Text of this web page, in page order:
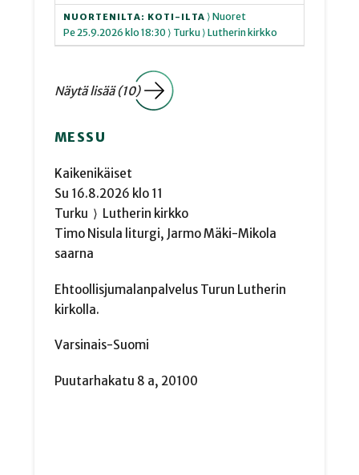
NUORTENILTA: KOTI-ILTA ⟩ Nuoret
Pe25.9.2026 klo 18:30 ⟩ Turku⟩ Lutherin kirkko
Näytä lisää (10)
MESSU
Kaikenikäiset
Su 16.8.2026 klo 11
Turku ⟩ Lutherin kirkko
Timo Nisula liturgi, Jarmo Mäki-Mikola
saarna
Ehtoollisjumalanpalvelus Turun Lutherin
kirkolla.
Varsinais-Suomi
Puutarhakatu 8 a, 20100